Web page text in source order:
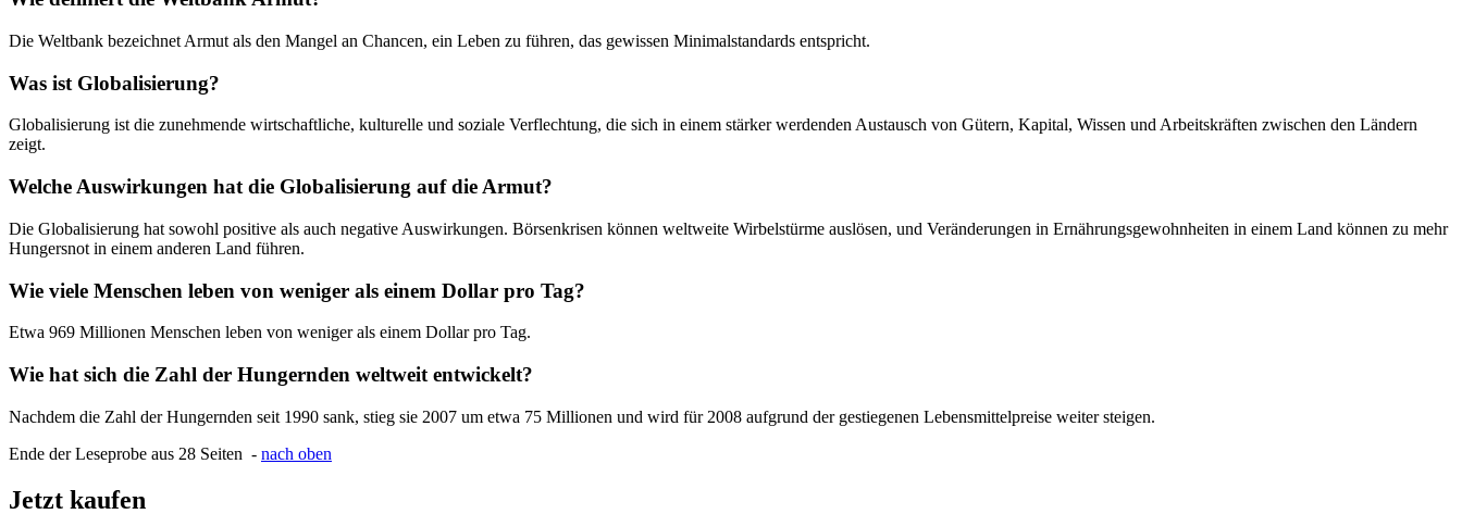
Die Weltbank bezeichnet Armut als den Mangel an Chancen, ein Leben zu führen, das gewissen Minimalstandards entspricht.
Was ist Globalisierung?
Globalisierung ist die zunehmende wirtschaftliche, kulturelle und soziale Verflechtung, die sich in einem stärker werdenden Austausch von Gütern, Kapital, Wissen und Arbeitskräften zwischen den Ländern
zeigt.
Welche Auswirkungen hat die Globalisierung auf die Armut?
Die Globalisierung hat sowohl positive als auch negative Auswirkungen. Börsenkrisen können weltweite Wirbelstürme auslösen, und Veränderungen in Ernährungsgewohnheiten in einem Land können zu mehr
Hungersnot in einem anderen Land führen.
Wie viele Menschen leben von weniger als einem Dollar pro Tag?
Etwa 969 Millionen Menschen leben von weniger als einem Dollar pro Tag.
Wie hat sich die Zahl der Hungernden weltweit entwickelt?
Nachdem die Zahl der Hungernden seit 1990 sank, stieg sie 2007 um etwa 75 Millionen und wird für 2008 aufgrund der gestiegenen Lebensmittelpreise weiter steigen.
Ende der Leseprobe aus 28 Seiten - nach oben
Jetzt kaufen